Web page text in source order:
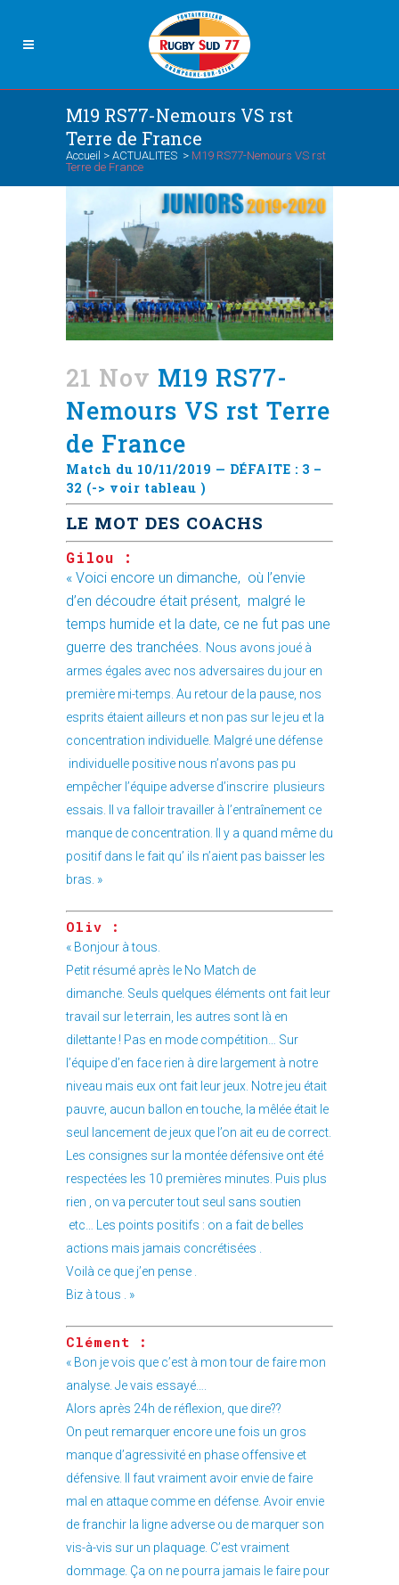
M19 RS77-Nemours VS rst
Terre de France
Accueil > ACTUALITES > M19 RS77-Nemours VS rst
Terre de France
21 Nov M19 RS77-
Nemours VS rst Terre
de France
Match du 10/11/2019 — DÉFAITE : 3 –
32 (-> voir tableau )
LE MOT DES COACHS
Gilou :
« Voici encore un dimanche, où l’envie
d’en découdre était présent, malgré le
temps humide et la date, ce ne fut pas une
guerre des tranchées.
Nous avons joué à
armes égales avec nos adversaires du jour en
première mi-temps. Au retour de la pause, nos
esprits étaient ailleurs et non pas sur le jeu et la
concentration individuelle. Malgré une défense
individuelle positive nous n’avons pas pu
empêcher l’équipe adverse d’inscrire plusieurs
essais. Il va falloir travailler à l’entraînement ce
manque de concentration. Il y a quand même du
positif dans le fait qu’ ils n’aient pas baisser les
bras. »
Oliv :
« Bonjour à tous.
Petit résumé après le No Match de
dimanche. Seuls quelques éléments ont fait leur
travail sur le terrain, les autres sont là en
dilettante ! Pas en mode compétition… Sur
l’équipe d’en face rien à dire largement à notre
niveau mais eux ont fait leur jeux. Notre jeu était
pauvre, aucun ballon en touche, la mêlée était le
seul lancement de jeux que l’on ait eu de correct.
Les consignes sur la montée défensive ont été
respectées les 10 premières minutes. Puis plus
rien , on va percuter tout seul sans soutien
etc… Les points positifs : on a fait de belles
actions mais jamais concrétisées .
Voilà ce que j’en pense .
Biz à tous . »
Clément :
« Bon je vois que c’est à mon tour de faire mon
analyse. Je vais essayé….
Alors après 24h de réflexion, que dire??
On peut remarquer encore une fois un gros
manque d’agressivité en phase offensive et
défensive. Il faut vraiment avoir envie de faire
mal en attaque comme en défense. Avoir envie
de franchir la ligne adverse ou de marquer son
vis-à-vis sur un plaquage. C’est vraiment
dommage. Ça on ne pourra jamais le faire pour